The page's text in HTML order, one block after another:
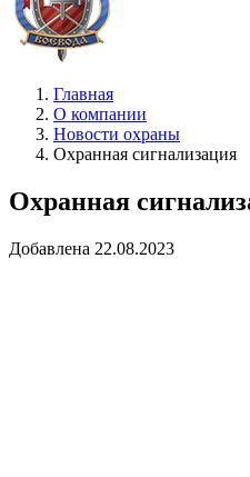
Главная
О компании
Новости охраны
Охранная сигнализация
Охранная
Добавлена 22.08.2023